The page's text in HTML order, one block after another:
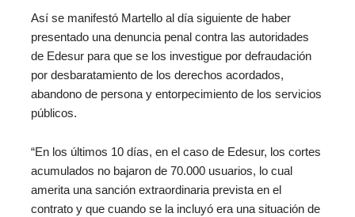
Así se manifestó Martello al día siguiente de haber
presentado una denuncia penal contra las autoridades
de Edesur para que se los investigue por defraudación
por desbaratamiento de los derechos acordados,
abandono de persona y entorpecimiento de los servicios
públicos.
“En los últimos 10 días, en el caso de Edesur, los cortes
acumulados no bajaron de 70.000 usuarios, lo cual
amerita una sanción extraordinaria prevista en el
contrato y que cuando se la incluyó era una situación de